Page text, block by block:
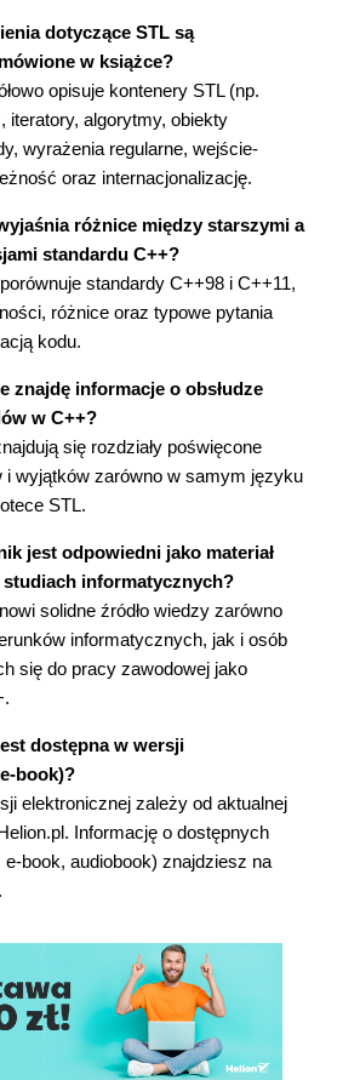
i współbieżność (83)
(85)
(88)
(88)
(96)
wyjście dla krotek (101)
pomiędzy krotkami a parami
wskaźniki (103)
shared_ptr (104)
stosowanie wskaźników
(118)
wskaźników słabych i
w szczegółach (120)
unique_ptr (127)
unique_ptr w szczegółach (140)
auto_ptr (143)
inteligentnych
(144)
liczbowe (145)
i narzędzia pracy z typami
cech typowych (152)
typowe w szczegółach (156)
referencyjne (163)
typów funkcyjnych (164)
pomocnicze (165)
wartości minimalnej oraz
dwóch wartości (167)
operatory porównania (169)
arytmetyka liczb wymiernych -
(170)
i czasomierze (174)
dotyczące STL są
w książce?
opisuje kontenery STL (np.
iteratory, algorytmy, obiekty
wyrażenia regularne, wejście-
oraz internacjonalizację.
różnice między starszymi a
standardu C++?
standardy C++98 i C++11,
różnice oraz typowe pytania
kodu.
znajdę informacje o obsłudze
w C++?
się rozdziały poświęcone
i wyjątków zarówno w samym języku
STL.
jest odpowiedni jako materiał
informatycznych?
solidne źródło wiedzy zarówno
informatycznych, jak i osób
się do pracy zawodowej jako
dostępna w wersji
book)?
elektronicznej zależy od aktualnej
Informację o dostępnych
book, audiobook) znajdziesz na